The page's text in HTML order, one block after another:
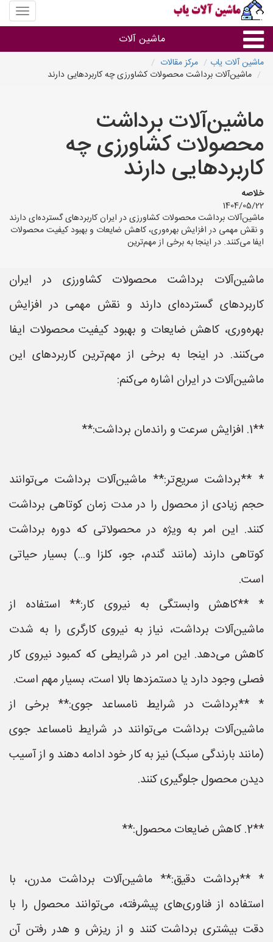
منوی
سایت
آلات
ماشین آلات
ماشین آلات
سایر گروه ها
ماشین آلات
ماشین آلات یاب
مرکز مقالات
ماشین‌آلات برداشت محصولات کشاورزی چه کاربردهایی دارند
ماشین‌آلات برداشت
محصولات کشاورزی چه
کاربردهایی دارند
خلاصه
1404/05/22
ماشین‌آلات برداشت محصولات کشاورزی در ایران کاربردهای گسترده‌ای دارند
و نقش مهمی در افزایش بهره‌وری، کاهش ضایعات و بهبود کیفیت محصولات
ایفا می‌کنند. در اینجا به برخی از مهم‌ترین
ماشین‌آلات برداشت محصولات کشاورزی در ایران
کاربردهای گسترده‌ای دارند و نقش مهمی در افزایش
بهره‌وری، کاهش ضایعات و بهبود کیفیت محصولات ایفا
می‌کنند. در اینجا به برخی از مهم‌ترین کاربردهای این
ماشین‌آلات در ایران اشاره می‌کنم:
**1. افزایش سرعت و راندمان برداشت:**
* **برداشت سریع‌تر:** ماشین‌آلات برداشت می‌توانند
حجم زیادی از محصول را در مدت زمان کوتاهی برداشت
کنند. این امر به ویژه در محصولاتی که دوره برداشت
کوتاهی دارند (مانند گندم، جو، کلزا و...) بسیار حیاتی
است.
* **کاهش وابستگی به نیروی کار:** استفاده از
ماشین‌آلات برداشت، نیاز به نیروی کارگری را به شدت
کاهش می‌دهد. این امر در شرایطی که کمبود نیروی کار
فصلی وجود دارد یا دستمزدها بالا است، بسیار مهم است.
* **برداشت در شرایط نامساعد جوی:** برخی از
ماشین‌آلات برداشت می‌توانند در شرایط نامساعد جوی
(مانند بارندگی سبک) نیز به کار خود ادامه دهند و از آسیب
دیدن محصول جلوگیری کنند.
**2. کاهش ضایعات محصول:**
* **برداشت دقیق:** ماشین‌آلات برداشت مدرن، با
استفاده از فناوری‌های پیشرفته، می‌توانند محصول را با
دقت بیشتری برداشت کنند و از ریزش و هدر رفتن آن